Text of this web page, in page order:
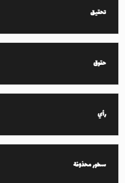
تحقيق
حقوق
رأي
سطور محذوفة